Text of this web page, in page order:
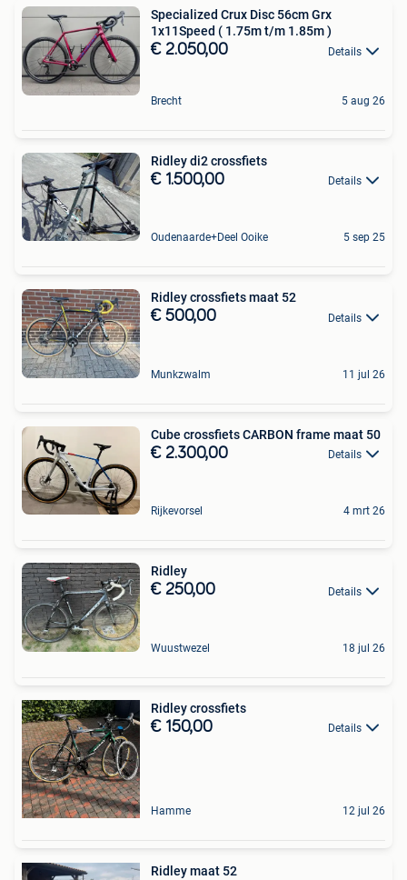
Specialized Crux Disc 56cm Grx
1x11Speed ( 1.75m t/m 1.85m )
€ 2.050,00 Details
Brecht 5 aug 26
Ridley di2 crossfiets
€ 1.500,00 Details
Oudenaarde+Deel Ooike 5 sep 25
Ridley crossfiets maat 52
€ 500,00 Details
Munkzwalm 11 jul 26
Cube crossfiets CARBON frame maat 50
€ 2.300,00 Details
Rijkevorsel 4 mrt 26
Ridley
€ 250,00 Details
Wuustwezel 18 jul 26
Ridley crossfiets
€ 150,00 Details
Hamme 12 jul 26
Ridley maat 52